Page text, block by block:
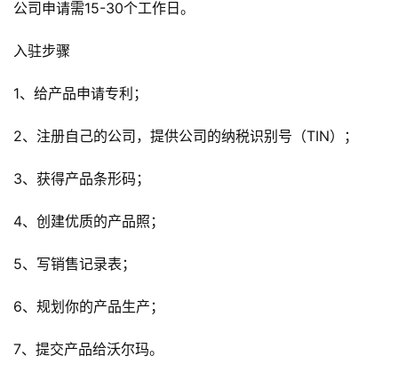
公司申请需15-30个工作日。
入驻步骤
1、给产品申请专利；
2、注册自己的公司，提供公司的纳税识别号（TIN）；
3、获得产品条形码；
4、创建优质的产品照；
5、写销售记录表；
6、规划你的产品生产；
7、提交产品给沃尔玛。